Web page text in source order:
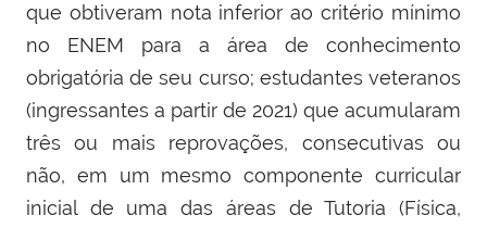
que obtiveram nota inferior ao critério mínimo
no ENEM para a área de conhecimento
obrigatória de seu curso; estudantes veteranos
(ingressantes a partir de 2021) que acumularam
três ou mais reprovações, consecutivas ou
não, em um mesmo componente curricular
inicial de uma das áreas de Tutoria (Física,